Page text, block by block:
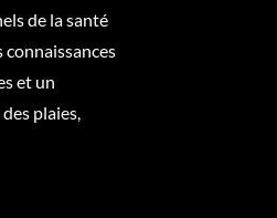
de la santé
et un
plaies,